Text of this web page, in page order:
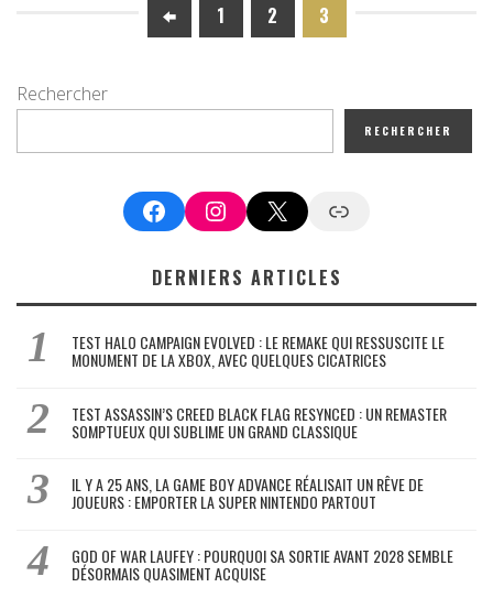
1 2 3
Rechercher
RECHERCHER
FacebookInstagram
X Google News
DERNIERS ARTICLES
TEST HALO CAMPAIGN EVOLVED : LE REMAKE QUI RESSUSCITE LE
MONUMENT DE LA XBOX, AVEC QUELQUES CICATRICES
TEST ASSASSIN’S CREED BLACK FLAG RESYNCED : UN REMASTER
SOMPTUEUX QUI SUBLIME UN GRAND CLASSIQUE
IL Y A 25 ANS, LA GAME BOY ADVANCE RÉALISAIT UN RÊVE DE
JOUEURS : EMPORTER LA SUPER NINTENDO PARTOUT
GOD OF WAR LAUFEY : POURQUOI SA SORTIE AVANT 2028 SEMBLE
DÉSORMAIS QUASIMENT ACQUISE